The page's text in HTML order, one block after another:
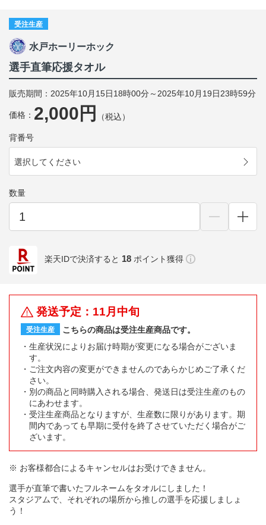
受注生産
水戸ホーリーホック
選手直筆応援タオル
販売期間：2025年10月15日18時00分～2025年10月19日23時59分
価格： 2,000円 （税込）
背番号
選択してください
数量
楽天IDで決済すると 18 ポイント獲得
発送予定：11月中旬
受注生産
こちらの商品は受注生産商品です。
生産状況によりお届け時期が変更になる場合がございま
す。
ご注文内容の変更ができませんのであらかじめご了承くだ
さい。
別の商品と同時購入される場合、発送日は受注生産のもの
にあわせます。
受注生産商品となりますが、生産数に限りがあります。期
間内であっても早期に受付を終了させていただく場合がご
ざいます。
※ お客様都合によるキャンセルはお受けできません。
選手が直筆で書いたフルネームをタオルにしました！
スタジアムで、それぞれの場所から推しの選手を応援しましょ
う！